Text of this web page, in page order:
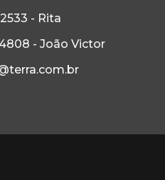
- Rita
4808 - João Victor